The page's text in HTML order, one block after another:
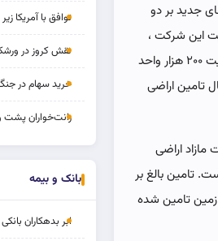
جدید بر دو
برای ۶۰۰ هزار مسکن ظرفیت این شرکت ،
بالغ بر ۳۰۰ هزار متقاضی داشتیم که از این تعداد ۱۷۷ هزار نفر واجد شرایط بودند و در نهایت ۲۰۰ هزار واحد
در حال تامین اراضی
مازاد اراضی
تامین بالغ بر
شورای عالی شهرسازی است و ۱۰ هزار هکتار زمین تامین شده
توافق با آمریکا
نقش کروز در
خرید سهام در
رانت‌خواران پشت
بانک و بیمه
ابر بدهکاران